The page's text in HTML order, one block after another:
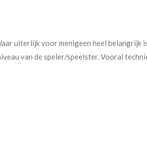
uiterlijk voor menigeen heel
van de speler/speelster. Vooral